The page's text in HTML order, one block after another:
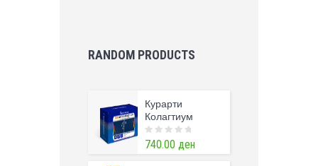
RANDOM PRODUCTS
Курарти
Колагтиум
0
o
u
740.00 ден